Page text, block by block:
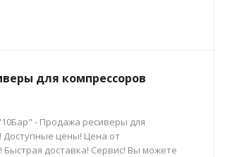
для компрессоров
- Продажа ресиверы для
Доступные цены! Цена от
Быстрая доставка! Сервис! Вы можете